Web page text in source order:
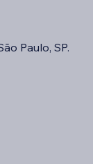
Paulo, SP.